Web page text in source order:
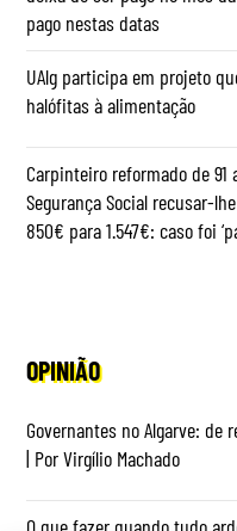
pago nestas datas
UAlg participa em projeto
halófitas à alimentação
Carpinteiro reformado de
Segurança Social recusar-
850€ para 1.547€: caso foi
OPINIÃO
Governantes no Algarve: de
| Por Virgílio Machado